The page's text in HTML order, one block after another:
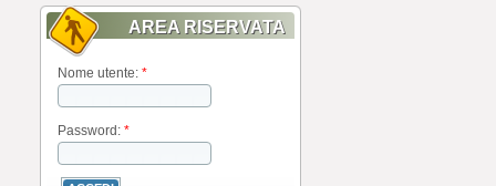
AREA RISERVATA
Nome utente: *
Password: *